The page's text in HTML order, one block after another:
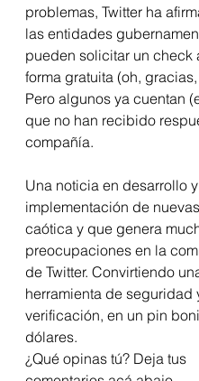
problemas, Twitter ha
las entidades
pueden solicitar un check
forma gratuita (oh, gracias,
Pero algunos ya cuentan
que no han recibido
compañía.
Una noticia en desarrollo
implementación de
caótica y que genera
preocupaciones en la
de Twitter. Convirtiendo
herramienta de seguridad
verificación, en un pin
dólares.
¿Qué opinas tú? Deja tus